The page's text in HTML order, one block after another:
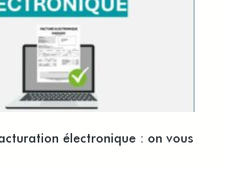
électronique : on vous